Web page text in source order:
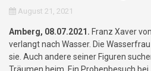
August 21, 2021
Amberg, 08.07.2021. Franz Xaver
verlangt nach Wasser. Die
sie. Auch andere seiner Figuren